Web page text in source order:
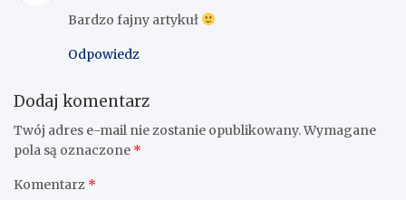
Bardzo fajny artykuł
Odpowiedz
Dodaj komentarz
Twój adres e-mail nie zostanie opublikowany.Wymagane
pola są oznaczone *
Komentarz *